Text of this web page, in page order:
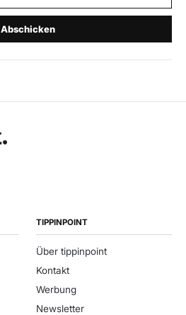
Abschicken
TIPPINPOINT
Über tippinpoint
Kontakt
Werbung
Newsletter